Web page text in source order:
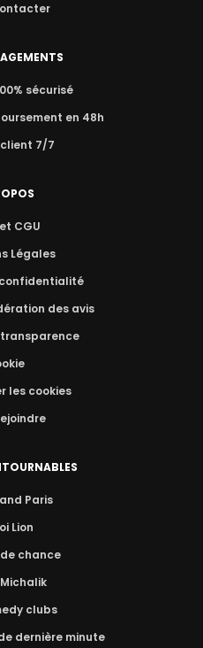
sécurisé
en 48h
7/7
CGU
Légales
des avis
les cookies
Paris
Lion
chance
clubs
dernière minute